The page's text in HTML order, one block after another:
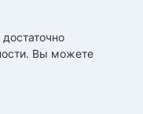
Вы можете